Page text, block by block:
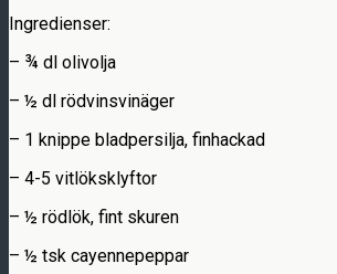
Ingredienser:
– ¾ dl olivolja
– ½ dl rödvinsvinäger
– 1 knippe bladpersilja, finhackad
– 4-5 vitlöksklyftor
– ½ rödlök, fint skuren
– ½ tsk cayennepeppar